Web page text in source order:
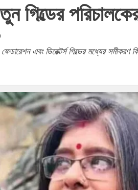
গিল্ডের
ফেডারেশন এবং ডিরেক্টর্স গিল্ডের মধ্যের